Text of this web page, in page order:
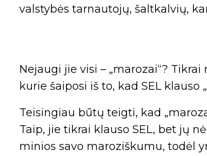
valstybės tarnautojų, šaltkalvių,
Nejaugi jie visi – „marozai“?
kurie šaiposi iš to, kad SEL klauso
Teisingiau būtų teigti, kad
Taip, jie tikrai klauso SEL, bet jų
minios savo maroziškumu, todėl